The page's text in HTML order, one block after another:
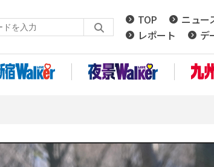
TOP ニュー
レポート
デ